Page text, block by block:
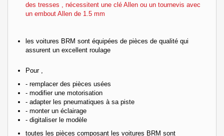
des tresses , nécessitent une clé Allen ou un tournevis avec
un embout Allen de 1.5 mm
les voitures BRM sont équipées de pièces de qualité qui
assurent un excellent roulage
Pour ,
- remplacer des pièces usées
- modifier une motorisation
- adapter les pneumatiques à sa piste
- monter un éclairage
- digitaliser le modèle
toutes les pièces composant les voitures BRM sont